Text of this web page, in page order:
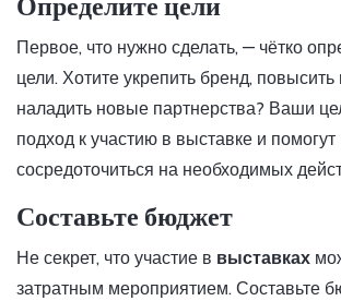
Первое, что нужно сделать, — чётко
цели. Хотите укрепить бренд,
наладить новые партнерства? Ваши
подход к участию в выставке и помогут
сосредоточиться на необходимых
Составьте бюджет
Не секрет, что участие в выставках
затратным мероприятием. Составьте